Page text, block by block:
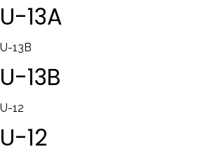
U-13A
U-13B
U-13B
U-12
U-12